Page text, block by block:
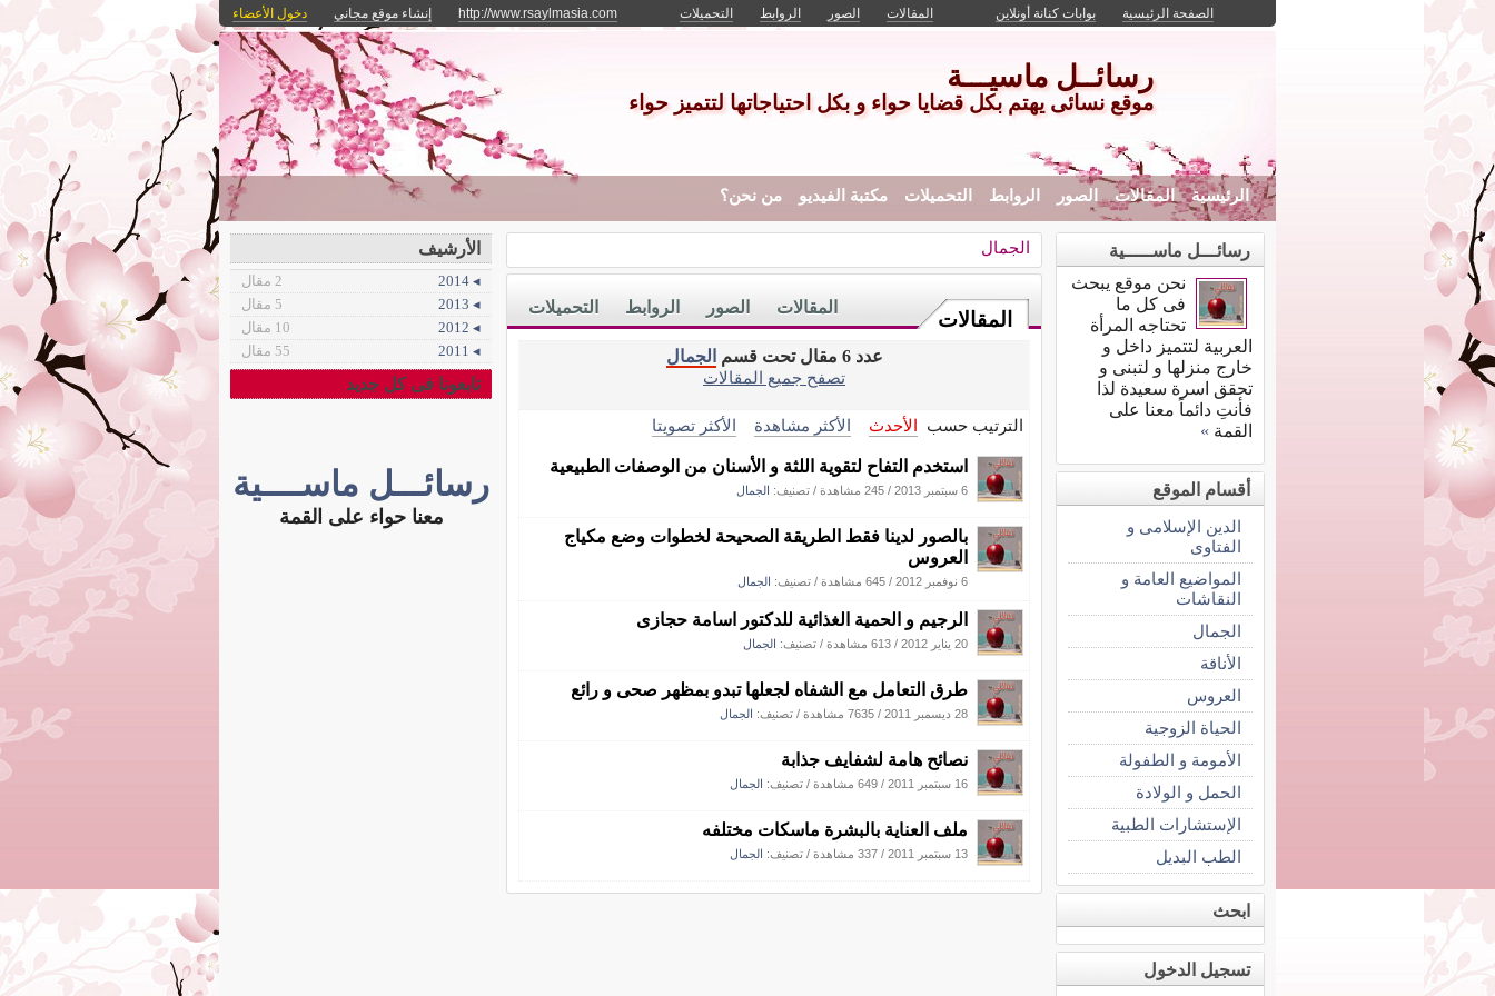
الصفحة الرئيسية بوابات كنانة أونلاين المقالات الصور الروابط التحميلات http://www.rsaylmasia.com إنشاء موقع مجاني دخول الأعضاء
رسائــل ماسيـــة
موقع نسائى يهتم بكل قضايا حواء و بكل احتياجاتها لتتميز حواء
الرئيسية المقالات الصور الروابط التحميلات مكتبة الفيديو من نحن؟
الجمال
المقالات
التحميلات الروابط الصور المقالات
عدد 6 مقال تحت قسم
الجمال
تصفح جميع المقالات
الترتيب حسب الأحدث الأكثر مشاهدة الأكثر تصويتا
استخدم التفاح لتقوية اللثة و الأسنان من الوصفات الطبيعية
6 سبتمبر 2013 / 245 مشاهدة / تصنيف: الجمال
بالصور لدينا فقط الطريقة الصحيحة لخطوات وضع مكياج
العروس
6 نوفمبر 2012 / 645 مشاهدة / تصنيف: الجمال
الرجيم و الحمية الغذائية للدكتور اسامة حجازى
20 يناير 2012 / 613 مشاهدة / تصنيف: الجمال
طرق التعامل مع الشفاه لجعلها تبدو بمظهر صحى و رائع
28 ديسمبر 2011 / 7635 مشاهدة / تصنيف: الجمال
نصائح هامة لشفايف جذابة
16 سبتمبر 2011 / 649 مشاهدة / تصنيف: الجمال
ملف العناية بالبشرة ماسكات مختلفه
13 سبتمبر 2011 / 337 مشاهدة / تصنيف: الجمال
رسائـــل ماســـــية
نحن موقع يبحث
فى كل ما
تحتاجه المرأة
العربية لتتميز داخل و
خارج منزلها و لتبنى و
تحقق اسرة سعيدة لذا
فأنتِ دائماً معنا على
القمة »
أقسام الموقع
الدين الإسلامى و
الفتاوى
المواضيع العامة و
النقاشات
الجمال
الأناقة
العروس
الحياة الزوجية
الأمومة و الطفولة
الحمل و الولادة
الإستشارات الطبية
الطب البديل
ابحث
تسجيل الدخول
الأرشيف
◂ 2014
2 مقال
◂ 2013
5 مقال
◂ 2012
10 مقال
◂ 2011
55 مقال
تابعونا فى كل جديد
رسائـــل ماســــية
معنا حواء على القمة